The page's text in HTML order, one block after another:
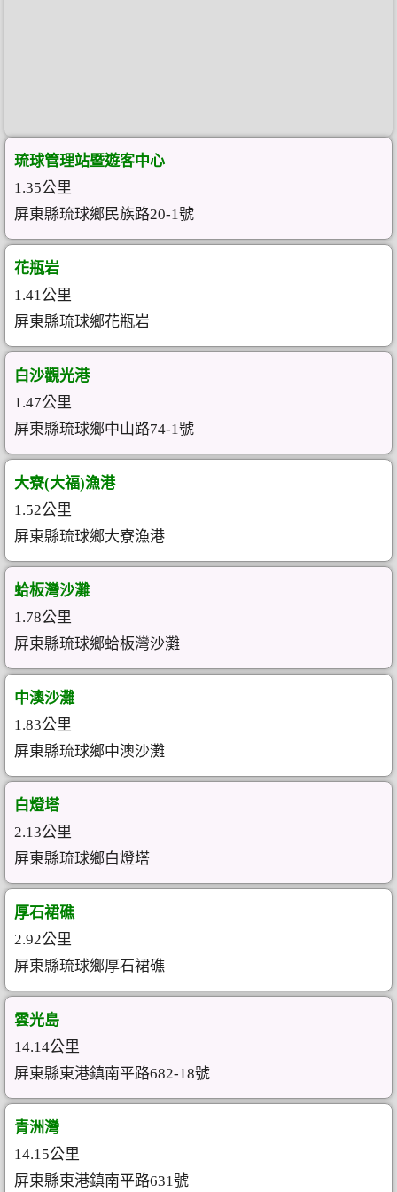
琉球管理站暨遊客中心
1.35公里
屏東縣琉球鄉民族路20-1號
花瓶岩
1.41公里
屏東縣琉球鄉花瓶岩
白沙觀光港
1.47公里
屏東縣琉球鄉中山路74-1號
大寮(大福)漁港
1.52公里
屏東縣琉球鄉大寮漁港
蛤板灣沙灘
1.78公里
屏東縣琉球鄉蛤板灣沙灘
中澳沙灘
1.83公里
屏東縣琉球鄉中澳沙灘
白燈塔
2.13公里
屏東縣琉球鄉白燈塔
厚石裙礁
2.92公里
屏東縣琉球鄉厚石裙礁
雲光島
14.14公里
屏東縣東港鎮南平路682-18號
青洲灣
14.15公里
屏東縣東港鎮南平路631號